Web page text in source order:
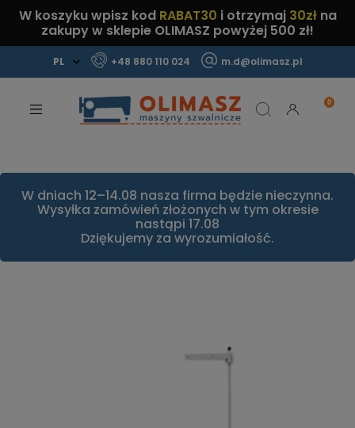
W koszyku wpisz kod RABAT30 i otrzymaj 30złna
zakupy w sklepie OLIMASZ powyżej 500 zł!
+48 880 110 024 m.d@olimasz.pl
Sprawdź!
W dniach 12–14.08 nasza firma będzie nieczynna.
Wysyłka zamówień złożonych w tym okresie
nastąpi 17.08
Dziękujemy za wyrozumiałość.